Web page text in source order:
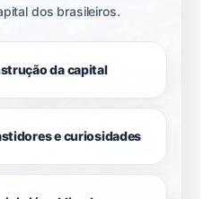
dos brasileiros.
da capital
e curiosidades